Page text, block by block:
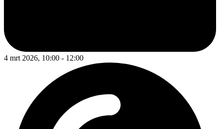
4 mrt 2026, 10:00 - 12:00